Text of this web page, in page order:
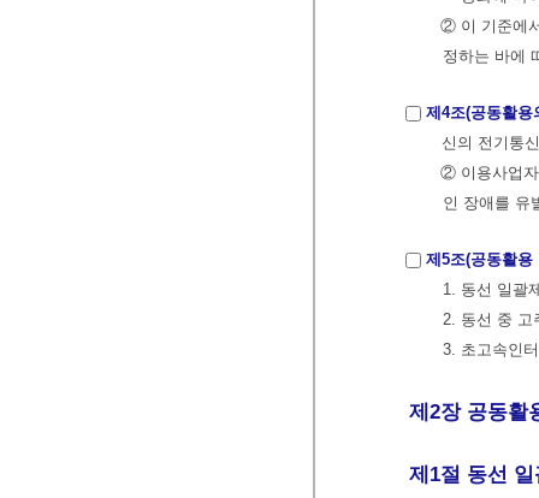
② 이 기준에
정하는 바에
제4조(공동활용
신의 전기통
② 이용사업자
인 장애를 유
제5조(공동활용
1. 동선 일괄
2. 동선 중 고
3. 초고속인
제2장 공동활
제1절 동선 일